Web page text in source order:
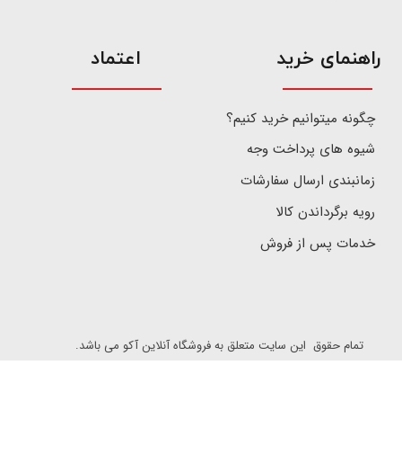
​راهنمای خرید
چگونه میتوانیم خرید کنیم؟
شیوه های پرداخت وجه
زمانبندی ارسال سفارشات
رویه برگرداندن کالا
خدمات پس از فروش
تمام حقوق این سایت متعلق به فروشگاه آنلاین آکو می باشد.
اعتماد